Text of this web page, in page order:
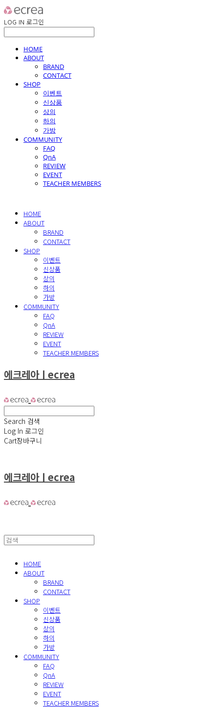
LOG IN 로그인
HOME
ABOUT
BRAND
CONTACT
SHOP
이벤트
신상품
상의
하의
가방
COMMUNITY
FAQ
QnA
REVIEW
EVENT
TEACHER MEMBERS
HOME
ABOUT
BRAND
CONTACT
SHOP
이벤트
신상품
상의
하의
가방
COMMUNITY
FAQ
QnA
REVIEW
EVENT
TEACHER MEMBERS
에크레아ㅣecrea
Search 검색
Log In 로그인
Cart장바구니
에크레아ㅣecrea
HOME
ABOUT
BRAND
CONTACT
SHOP
이벤트
신상품
상의
하의
가방
COMMUNITY
FAQ
QnA
REVIEW
EVENT
TEACHER MEMBERS